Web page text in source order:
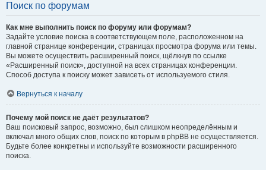
Поиск по форумам
Как мне выполнить поиск по форуму или форумам?
Задайте условие поиска в соответствующем поле, расположенном на
главной странице конференции, страницах просмотра форума или темы.
Вы можете осуществить расширенный поиск, щёлкнув по ссылке
«Расширенный поиск», доступной на всех страницах конференции.
Способ доступа к поиску может зависеть от используемого стиля.
Вернуться к началу
Почему мой поиск не даёт результатов?
Ваш поисковый запрос, возможно, был слишком неопределённым и
включал много общих слов, поиск по которым в phpBB не осуществляется.
Будьте более конкретны и используйте возможности расширенного
поиска.